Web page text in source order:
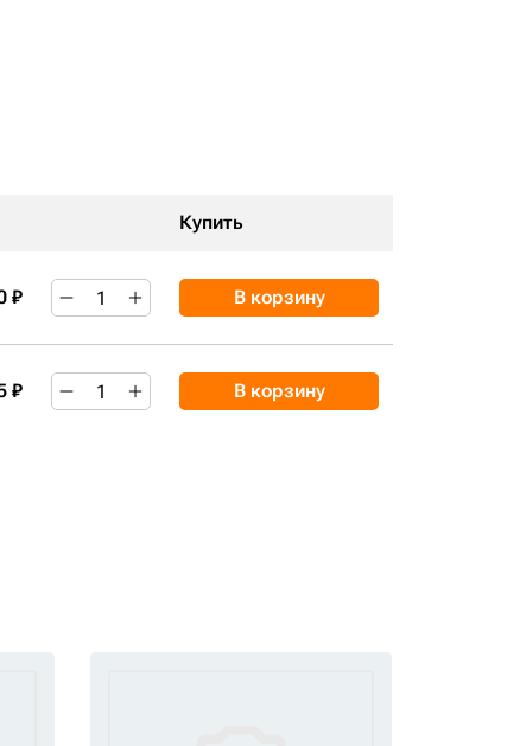
Купить
₽ В корзину
₽ В корзину